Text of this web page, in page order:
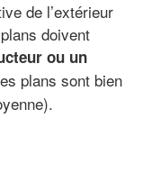
de l’extérieur
doivent
ou un
plans sont bien